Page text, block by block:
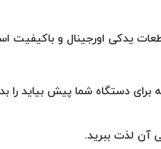
یدکی اورجینال و
آن لذت ببرید.